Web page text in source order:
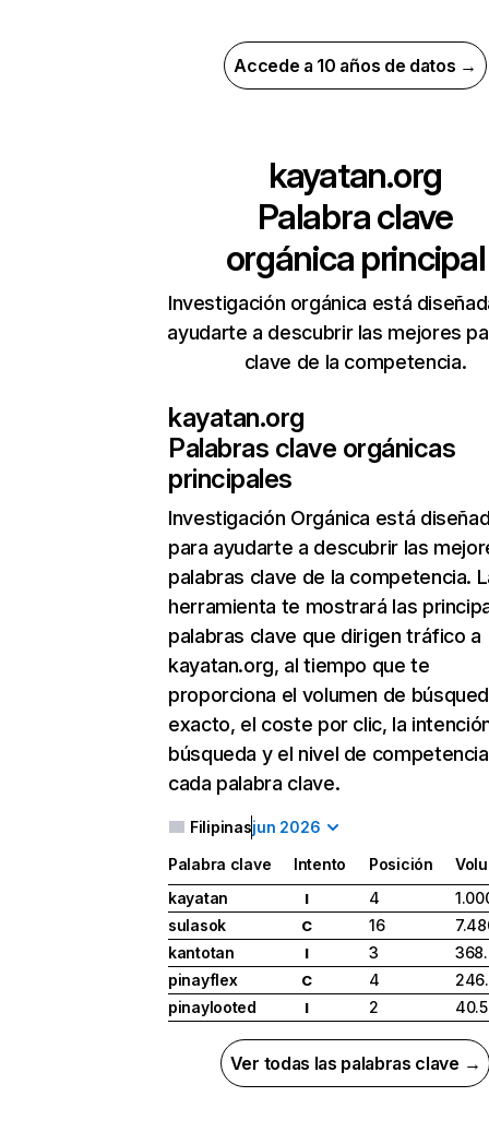
Accede a 10 años de datos →
kayatan.org
Palabra clave
orgánica principal
Investigación orgánica está
ayudarte a descubrir las mejores
clave de la competencia.
kayatan.org
Palabras clave orgánicas
principales
Investigación Orgánica está
para ayudarte a descubrir las
palabras clave de la competencia.
herramienta te mostrará las
palabras clave que dirigen tráfico a
kayatan.org, al tiempo que te
proporciona el volumen de
exacto, el coste por clic, la
búsqueda y el nivel de
cada palabra clave.
Filipinasjun 2026
Palabra clave Intento Posición
kayatan
I 4
sulasok
C 16
kantotan
I 3
pinayflex
C 4
pinaylooted
I 2
Ver todas las palabras clave →